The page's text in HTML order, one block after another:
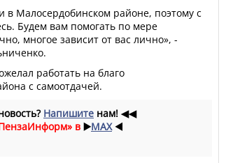
в Малосердобинском районе, поэтому с
Будем вам помогать по мере
многое зависит от вас лично», -
работать на благо
с самоотдачей.
Напишите нам! ◀◀
в ▶️MAX ◀️